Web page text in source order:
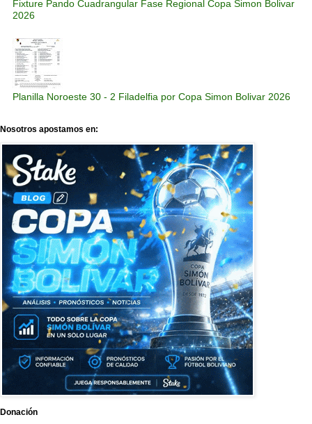
Fixture Pando Cuadrangular Fase Regional Copa Simon Bolivar
2026
Planilla Noroeste 30 - 2 Filadelfia por Copa Simon Bolivar 2026
Nosotros apostamos en:
Donación